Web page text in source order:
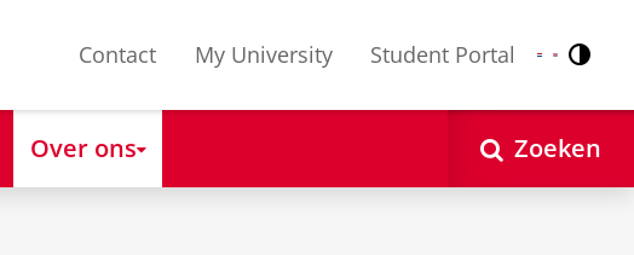
Contact My University Student Portal Nederlands
English
Over ons Zoeken